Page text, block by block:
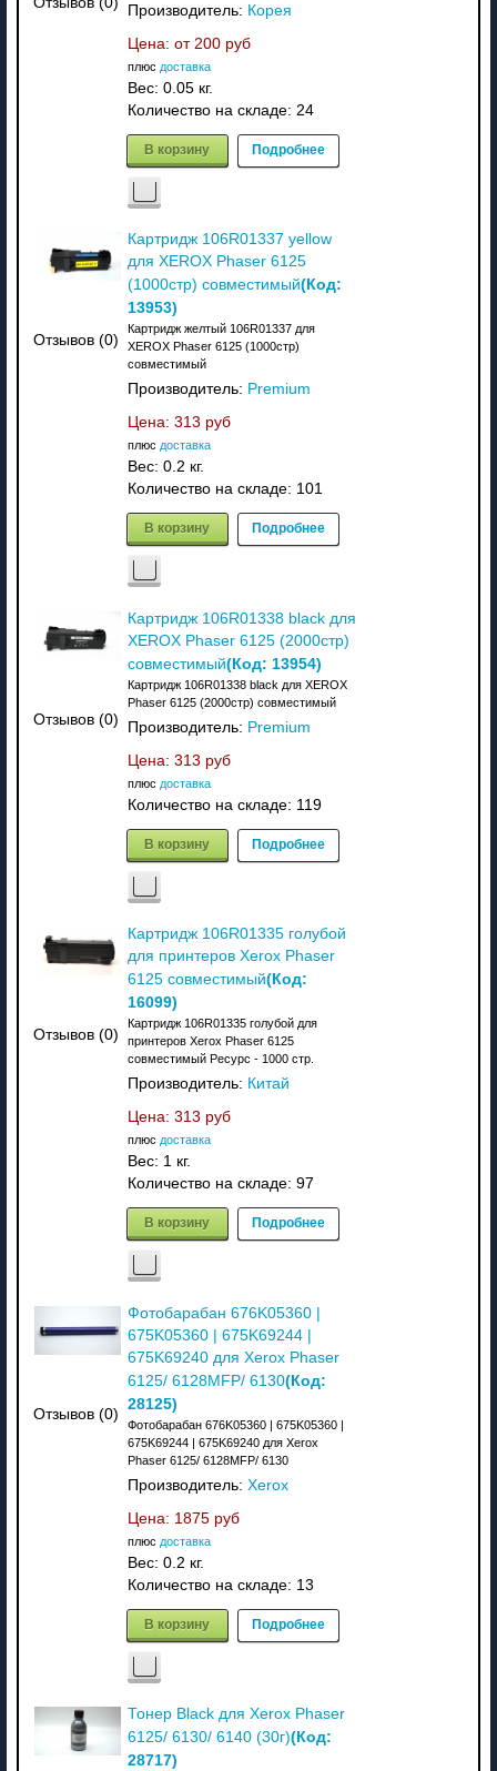
Производитель: Корея
Цена: от 200 руб
плюс доставка
Вес: 0.05 кг.
Количество на складе: 24
В корзину Подробнее
Отзывов (0)
Картридж 106R01337 yellow
для XEROX Phaser 6125
(1000стр) совместимый(Код:
13953)
Картридж желтый 106R01337 для
XEROX Phaser 6125 (1000стр)
совместимый
Производитель: Premium
Цена: 313 руб
плюс доставка
Вес: 0.2 кг.
Количество на складе: 101
В корзину Подробнее
Отзывов (0)
Картридж 106R01338 black для
XEROX Phaser 6125 (2000стр)
совместимый(Код: 13954)
Картридж 106R01338 black для XEROX
Phaser 6125 (2000стр) совместимый
Производитель: Premium
Цена: 313 руб
плюс доставка
Количество на складе: 119
В корзину Подробнее
Отзывов (0)
Картридж 106R01335 голубой
для принтеров Xerox Phaser
6125 совместимый(Код:
16099)
Картридж 106R01335 голубой для
принтеров Xerox Phaser 6125
совместимый Ресурс - 1000 стр.
Производитель: Китай
Цена: 313 руб
плюс доставка
Вес: 1 кг.
Количество на складе: 97
В корзину Подробнее
Отзывов (0)
Фотобарабан 676K05360 |
675K05360 | 675K69244 |
675K69240 для Xerox Phaser
6125/ 6128MFP/ 6130(Код:
28125)
Фотобарабан 676K05360 | 675K05360 |
675K69244 | 675K69240 для Xerox
Phaser 6125/ 6128MFP/ 6130
Производитель: Xerox
Цена: 1875 руб
плюс доставка
Вес: 0.2 кг.
Количество на складе: 13
В корзину Подробнее
Тонер Black для Xerox Phaser
6125/ 6130/ 6140 (30г)(Код:
28717)